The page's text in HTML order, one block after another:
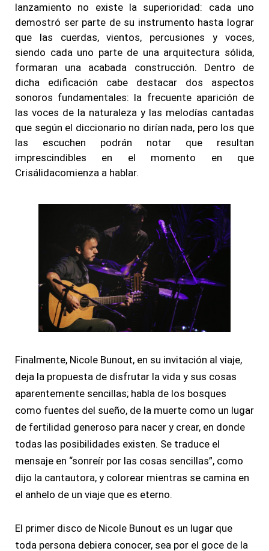
lanzamiento no existe la superioridad: cada uno
demostró ser parte de su instrumento hasta lograr
que las cuerdas, vientos, percusiones y voces,
siendo cada uno parte de una arquitectura sólida,
formaran una acabada construcción. Dentro de
dicha edificación cabe destacar dos aspectos
sonoros fundamentales: la frecuente aparición de
las voces de la naturaleza y las melodías cantadas
que según el diccionario no dirían nada, pero los que
las escuchen podrán notar que resultan
imprescindibles en el momento en que
Crisálidacomienza a hablar.
Finalmente, Nicole Bunout, en su invitación al viaje,
deja la propuesta de disfrutar la vida y sus cosas
aparentemente sencillas; habla de los bosques
como fuentes del sueño, de la muerte como un lugar
de fertilidad generoso para nacer y crear, en donde
todas las posibilidades existen. Se traduce el
mensaje en “sonreír por las cosas sencillas”, como
dijo la cantautora, y colorear mientras se camina en
el anhelo de un viaje que es eterno.
El primer disco de Nicole Bunout es un lugar que
toda persona debiera conocer, sea por el goce de la